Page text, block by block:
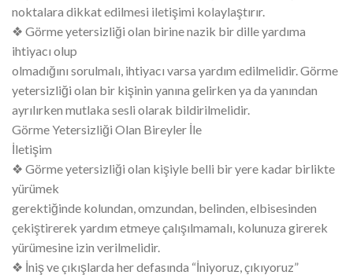
noktalara dikkat edilmesi iletişimi kolaylaştırır.
❖ Görme yetersizliği olan birine nazik bir dille yardıma
ihtiyacı olup
olmadığını sorulmalı, ihtiyacı varsa yardım edilmelidir. Görme
yetersizliği olan bir kişinin yanına gelirken ya da yanından
ayrılırken mutlaka sesli olarak bildirilmelidir.
Görme Yetersizliği Olan Bireyler İle
İletişim
❖ Görme yetersizliği olan kişiyle belli bir yere kadar birlikte
yürümek
gerektiğinde kolundan, omzundan, belinden, elbisesinden
çekiştirerek yardım etmeye çalışılmamalı, kolunuza girerek
yürümesine izin verilmelidir.
❖ İniş ve çıkışlarda her defasında “İniyoruz, çıkıyoruz”